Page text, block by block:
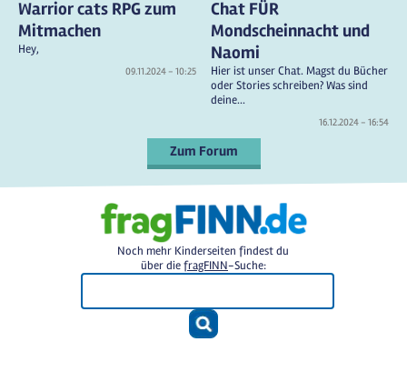
Warrior cats RPG zum
Mitmachen
Hey,
09.11.2024 - 10:25
Chat FÜR
Mondscheinnacht und
Naomi
Hier ist unser Chat. Magst du Bücher
oder Stories schreiben? Was sind
deine...
16.12.2024 - 16:54
Zum Forum
Noch mehr Kinderseiten findest du
über diefragFINN-Suche: